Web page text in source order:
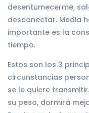
desentumecerme,
desconectar. Media
importante es la
tiempo.
Estos son los 3
circunstancias
se le quiere
su peso, dormirá